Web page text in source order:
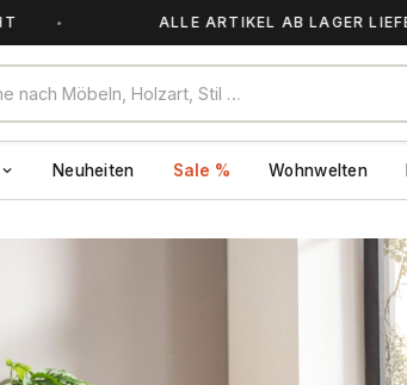
ALLE ARTIKEL AB LAGER LIEFERBAR
Neuheiten Sale % Wohnwelten